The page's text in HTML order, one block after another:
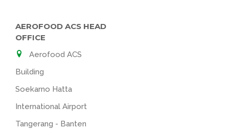
AEROFOOD ACS HEAD
OFFICE
Aerofood ACS
Building
Soekarno Hatta
International Airport
Tangerang - Banten